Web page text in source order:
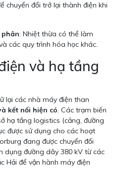
chuyển đổi trở lại thành điện khi
: Nhiệt thừa có thể làm
các quy trình hóa học khác.
và hạ tầng
lại các nhà máy điện than
kết nối hiện có. Các trạm biến
hạ tầng logistics (cảng, đường
được sử dụng cho các hoạt
đang được chuyển đổi
dụng đường dây 380 kV từ các
Hải để vận hành máy điện